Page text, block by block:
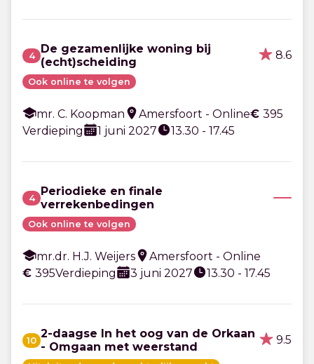
4
De gezamenlijke woning bij
(echt)scheiding
8.6
Ook online te volgen
mr. C. Koopman Amersfoort - Online€ 395
Verdieping
1 juni 2027 13.30 - 17.45
4
Periodieke en finale
verrekenbedingen
Ook online te volgen
mr.dr. H.J. Weijers
Amersfoort - Online
€ 395Verdieping 3 juni 2027 13.30 - 17.45
10 2-daagse In het oog van de Orkaan
- Omgaan met weerstand
9.5